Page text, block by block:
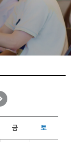
금 토